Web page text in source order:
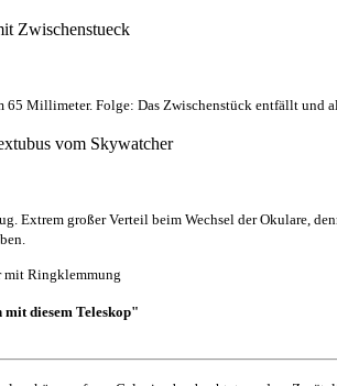
Millimeter. Folge: Das Zwischenstück entfällt und
Extrem großer Verteil beim Wechsel der Okulare,
diesem Teleskop"